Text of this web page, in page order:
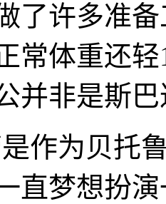
了许多准
常体重还
并非是斯
是作为贝托
直梦想扮